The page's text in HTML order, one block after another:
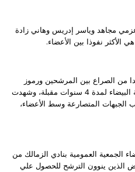
مجاهد وياسر إدريس وهاني زادة
نفوذا بين الأعضاء.
من الصراع بين المرشحين ورموز
النادي لاختيار مجلس إدارة يقود القلعة البيضاء لمدة 4 سنوات مقبلة، وشهدت
الجبهات المتصارعة وسط الأعضاء،
العمومية بنادي الزمالك من
الذين ينوون الترشح للحصول علي